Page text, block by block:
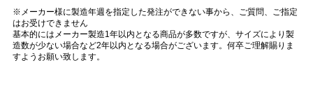
※メーカー様に製造年週を指定した発注ができない事から、ご質問、ご指定
はお受けできません
基本的にはメーカー製造1年以内となる商品が多数ですが、サイズにより製
造数が少ない場合など2年以内となる場合がございます。何卒ご理解賜りま
すようお願い致します。